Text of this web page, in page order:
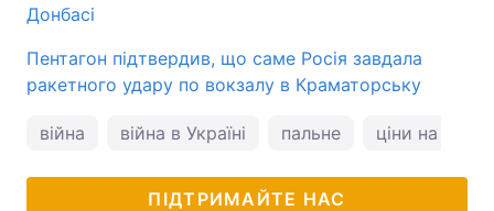
Донбасі
Пентагон підтвердив, що саме Росія завдала
ракетного удару по вокзалу в Краматорську
війна війна в Україні пальне ціни на АЗС
ПІДТРИМАЙТЕ НАС